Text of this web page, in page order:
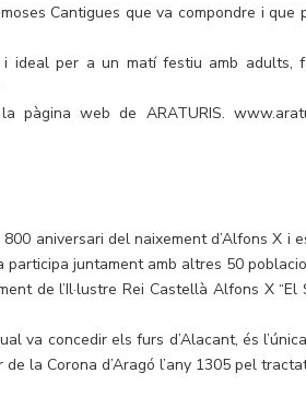
Cantigues que va compondre i
ideal per a un matí festiu amb adults,
pàgina web de ARATURIS.
aniversari del naixement d’Alfons X i
juntament amb altres 50
de l’Il·lustre Rei Castellà Alfons X “El
va concedir els furs d’Alacant, és
la Corona d’Aragó l’any 1305 pel tractat